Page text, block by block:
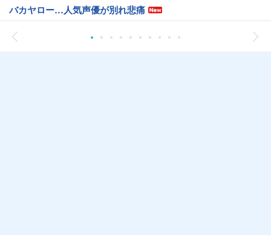
バカヤロー…人気声優が別れ悲痛